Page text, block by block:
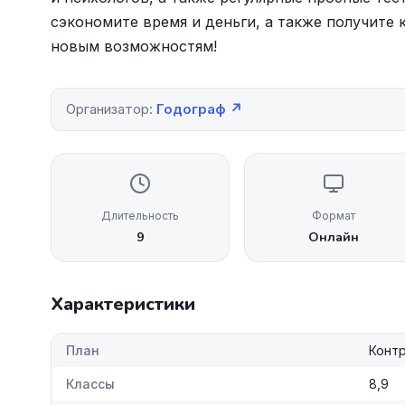
сэкономите время и деньги, а также получите
новым возможностям!
Организатор: Годограф ↗
Длительность
9
Формат
Онлайн
Характеристики
План
Классы 8,9